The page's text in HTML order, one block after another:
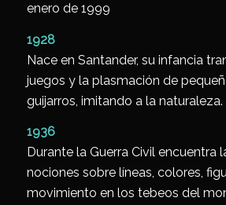
enero de 1999
1928
Nace en Santander, su infancia
juegos y la plasmación de
guijarros, imitando a la naturaleza.
1936
Durante la Guerra Civil encuentra
nociones sobre líneas, colores,
movimiento en los tebeos del